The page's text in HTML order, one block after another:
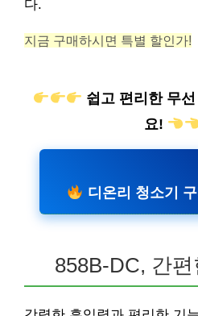
다.
지금 구매하시면 특별 할인가!
쉽고 편리한 무
요!
디온리 청소기
858B-DC, 간